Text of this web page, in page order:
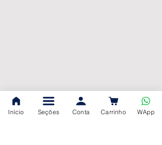
Início Seções Conta Carrinho WApp